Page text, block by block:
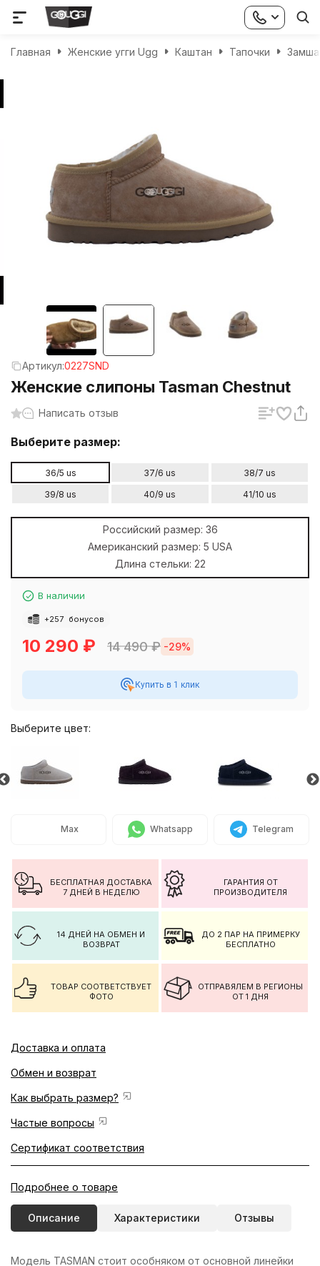
Главная Женские угги Ugg Каштан Тапочки Замша
Артикул:0227SND
Женские слипоны Tasman Chestnut
Написать отзыв
Выберите размер:
36/5 us 37/6 us
38/7 us
39/8 us
40/9 us 41/10 us
Российский размер: 36
Американский размер: 5 USA
Длина стельки: 22
В наличии
+257 бонусов
10 290 ₽ 14 490₽ -29%
Купить в 1 клик
Выберите цвет:
Max Whatsapp Telegram
БЕСПЛАТНАЯ ДОСТАВКА
7 ДНЕЙ В НЕДЕЛЮ
ГАРАНТИЯ ОТ
ПРОИЗВОДИТЕЛЯ
14 ДНЕЙ НА ОБМЕН И
ВОЗВРАТ
ДО 2 ПАР НА ПРИМЕРКУ
БЕСПЛАТНО
ТОВАР СООТВЕТСТВУЕТ
ФОТО
ОТПРАВЯЛЕМ В РЕГИОНЫ
ОТ 1 ДНЯ
Доставка и оплата
Обмен и возврат
Как выбрать размер?
Частые вопросы
Сертификат соответствия
Подробнее о товаре
Описание Характеристики Отзывы
Модель TASMAN стоит особняком от основной линейки